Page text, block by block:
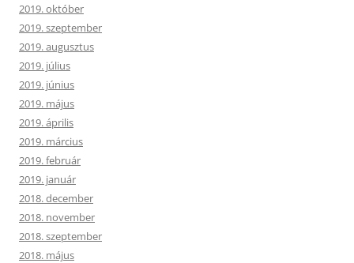
2019. október
2019. szeptember
2019. augusztus
2019. július
2019. június
2019. május
2019. április
2019. március
2019. február
2019. január
2018. december
2018. november
2018. szeptember
2018. május